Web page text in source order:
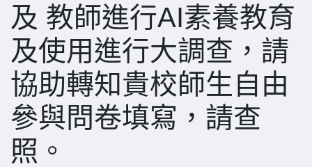
及 教師進行AI素養教育
及使用進行大調查，請
協助轉知貴校師生自由
參與問卷填寫，請查
照。